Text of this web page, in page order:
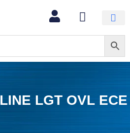
LGT OVL